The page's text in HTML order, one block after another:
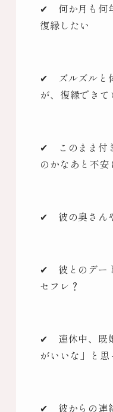
✔ 何か月も何
復縁したい
✔ ズルズルと
が、復縁できて
✔ このまま付
のかなあと不安
✔ 彼の奥さん
✔ 彼とのデー
セフレ？
✔ 連休中、既
がいいな」と
✔ 彼からの連